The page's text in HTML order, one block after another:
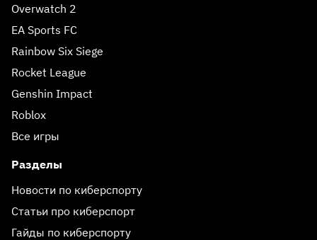
Overwatch 2
EA Sports FC
Rainbow Six Siege
Rocket League
Genshin Impact
Roblox
Все игры
Разделы
Новости по киберспорту
Статьи про киберспорт
Гайды по киберспорту